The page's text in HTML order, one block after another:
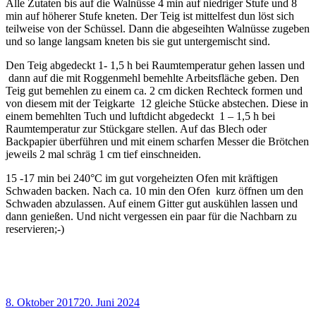
Alle Zutaten bis auf die Walnüsse 4 min auf niedriger Stufe und 8
min auf höherer Stufe kneten. Der Teig ist mittelfest dun löst sich
teilweise von der Schüssel. Dann die abgeseihten Walnüsse zugeben
und so lange langsam kneten bis sie gut untergemischt sind.
Den Teig abgedeckt 1- 1,5 h bei Raumtemperatur gehen lassen und
dann auf die mit Roggenmehl bemehlte Arbeitsfläche geben. Den
Teig gut bemehlen zu einem ca. 2 cm dicken Rechteck formen und
von diesem mit der Teigkarte 12 gleiche Stücke abstechen. Diese in
einem bemehlten Tuch und luftdicht abgedeckt 1 – 1,5 h bei
Raumtemperatur zur Stückgare stellen. Auf das Blech oder
Backpapier überführen und mit einem scharfen Messer die Brötchen
jeweils 2 mal schräg 1 cm tief einschneiden.
15 -17 min bei 240°C im gut vorgeheizten Ofen mit kräftigen
Schwaden backen. Nach ca. 10 min den Ofen kurz öffnen um den
Schwaden abzulassen. Auf einem Gitter gut auskühlen lassen und
dann genießen. Und nicht vergessen ein paar für die Nachbarn zu
reservieren;-)
Veröffentlicht
8. Oktober 201720. Juni 2024